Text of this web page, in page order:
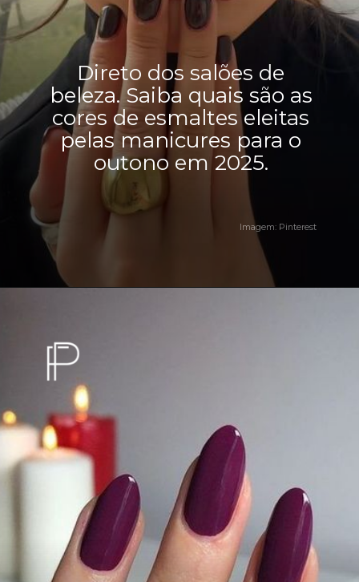
Direto dos salões de
beleza. Saiba quais são as
cores de esmaltes eleitas
pelas manicures para o
outono em 2025.
Imagem: Pinterest